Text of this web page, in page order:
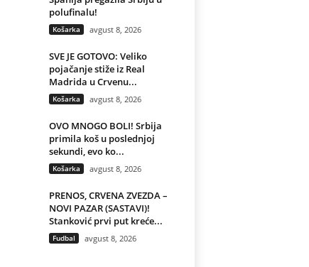
polufinalu!
Košarka avgust 8, 2026
SVE JE GOTOVO: Veliko
pojačanje stiže iz Real
Madrida u Crvenu...
Košarka avgust 8, 2026
OVO MNOGO BOLI! Srbija
primila koš u poslednjoj
sekundi, evo ko...
Košarka avgust 8, 2026
PRENOS, CRVENA ZVEZDA –
NOVI PAZAR (SASTAVI)!
Stanković prvi put kreće...
Fudbal avgust 8, 2026